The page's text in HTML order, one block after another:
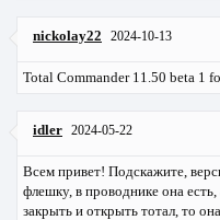
nickolay22 2024-10-13
Total Commander 11.50 beta 1
idler 2024-05-22
Всем привет! Подскажите,
флешку, в проводнике она есть,
закрыть и открыть тотал, то